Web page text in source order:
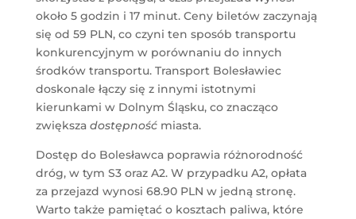
około 5 godzin i 17 minut. Ceny biletów zaczynają
się od 59 PLN, co czyni ten sposób transportu
konkurencyjnym w porównaniu do innych
środków transportu. Transport Bolesławiec
doskonale łączy się z innymi istotnymi
kierunkami w Dolnym Śląsku, co znacząco
zwiększa dostępnośćmiasta.
Dostęp do Bolesławca poprawia różnorodność
dróg, w tym S3 oraz A2. W przypadku A2, opłata
za przejazd wynosi 68.90 PLN w jedną stronę.
Warto także pamiętać o kosztach paliwa, które